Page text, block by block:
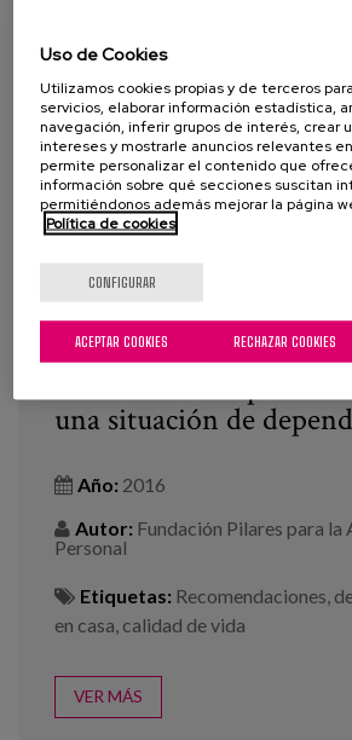
Innovaciones para vivir
casa cuando las
una situación de
Año: 2016
Autor: Fundación Pilares para la
Personal
Etiquetas: Recomendaciones,
en casa, calidad de vida
VER MÁS
Uso de Cookies
Utilizamos cookies propias y de terceros
servicios, elaborar información estadística,
navegación, inferir grupos de interés, crear
intereses y mostrarle anuncios relevantes
permite personalizar el contenido que
información sobre qué secciones suscitan
permitiéndonos además mejorar la página
Política de cookies
CONFIGURAR
RECHAZAR COOKIES
ACEPTAR COOKIES